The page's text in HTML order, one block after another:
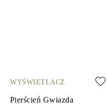
WYŚWIETLACZ
Pierścień Gwiazda